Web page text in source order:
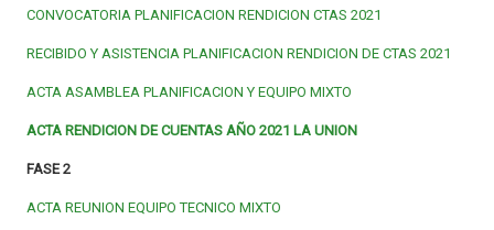
CONVOCATORIA PLANIFICACION RENDICION CTAS 2021
RECIBIDO Y ASISTENCIA PLANIFICACION RENDICION DE CTAS 2021
ACTA ASAMBLEA PLANIFICACION Y EQUIPO MIXTO
ACTA RENDICION DE CUENTAS AÑO 2021 LA UNION
FASE 2
ACTA REUNION EQUIPO TECNICO MIXTO